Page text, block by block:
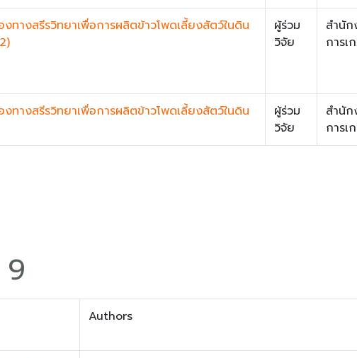
ทางสรีรวิทยาเพื่อการผลิตข้าวโพดเลี้ยงสัตว์ในดิน
ผู้ร่วม
วิจัย
สำนั
การเ
ทางสรีรวิทยาเพื่อการผลิตข้าวโพดเลี้ยงสัตว์ในดิน
ผู้ร่วม
วิจัย
สำนั
การเ
Authors